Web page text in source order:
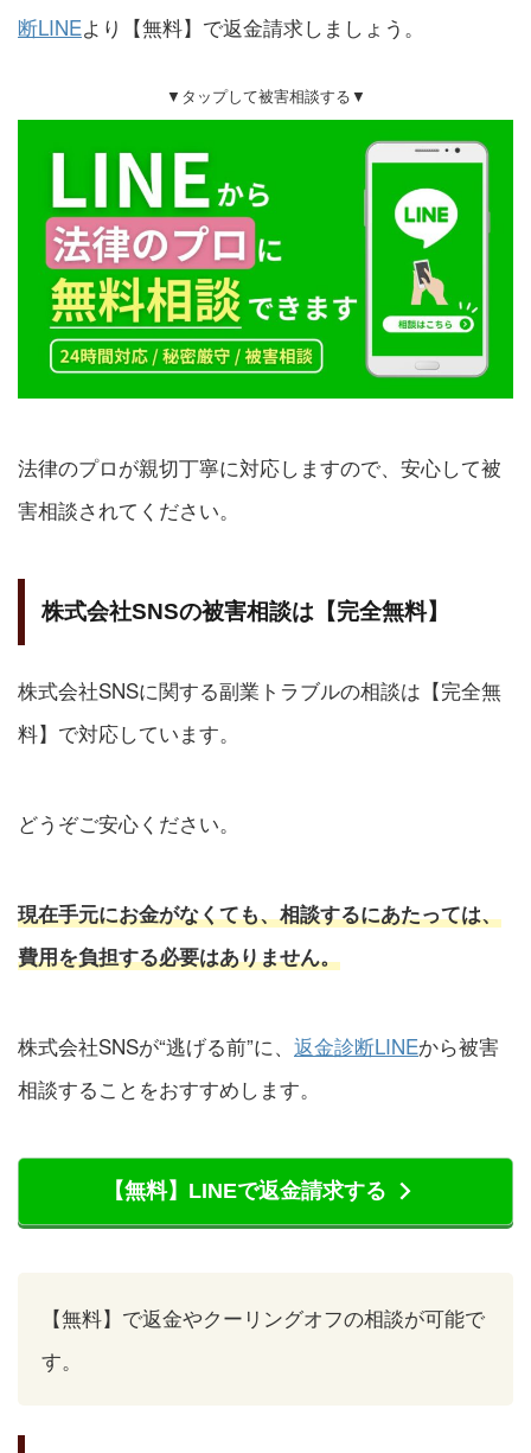
断LINEより【無料】で返金請求しましょう。
▼タップして被害相談する▼
法律のプロが親切丁寧に対応しますので、安心して被
害相談されてください。
株式会社SNSの被害相談は【完全無料】
株式会社SNSに関する副業トラブルの相談は【完全無
料】で対応しています。
どうぞご安心ください。
現在手元にお金がなくても、相談するにあたっては、
費用を負担する必要はありません。
株式会社SNSが“逃げる前”に、 返金診断LINEから被害
相談することをおすすめします。
【無料】LINEで返金請求する
【無料】で返金やクーリングオフの相談が可能で
す。